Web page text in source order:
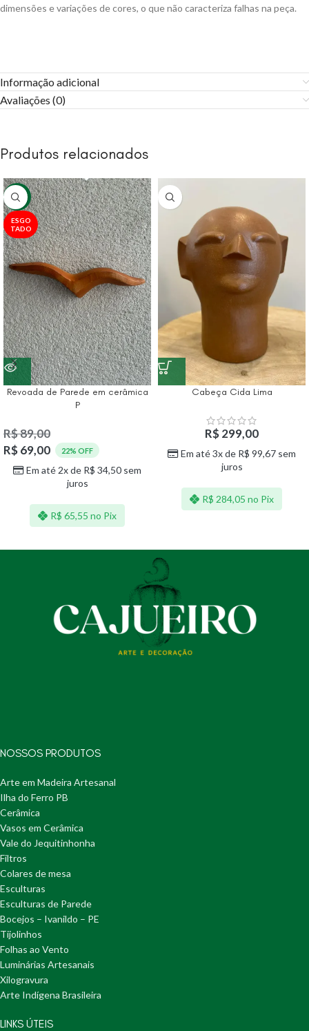
dimensões e variações de cores, o que não caracteriza falhas na peça.
Informação adicional
Avaliações (0)
Produtos relacionados
-22%
ESGO
TADO
Revoada de Parede em cerâmica
P
R$89,00
R$69,00 22% OFF
Em até 2x de R$ 34,50 sem
juros
R$ 65,55 no Pix
Cabeça Cida Lima
R$299,00
Em até 3x de R$ 99,67 sem
juros
R$ 284,05 no Pix
NOSSOS PRODUTOS
Arte em Madeira Artesanal
Ilha do Ferro PB
Cerâmica
Vasos em Cerâmica
Vale do Jequitinhonha
Filtros
Colares de mesa
Esculturas
Esculturas de Parede
Bocejos – Ivanildo – PE
Tijolinhos
Folhas ao Vento
Luminárias Artesanais
Xilogravura
Arte Indígena Brasileira
LINKS ÚTEIS